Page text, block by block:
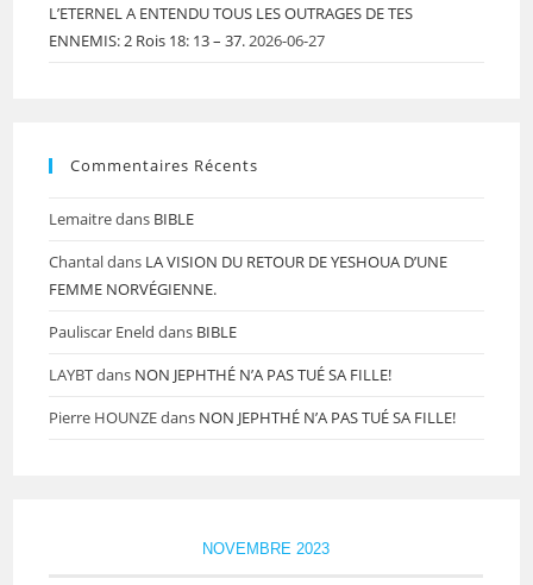
L’ETERNEL A ENTENDU TOUS LES OUTRAGES DE TES
ENNEMIS: 2 Rois 18: 13 – 37.2026-06-27
Commentaires Récents
Lemaitredans BIBLE
Chantaldans LA VISION DU RETOUR DE YESHOUA D’UNE
FEMME NORVÉGIENNE.
Pauliscar Eneld dans BIBLE
LAYBTdans NON JEPHTHÉ N’A PAS TUÉ SA FILLE!
Pierre HOUNZEdans NON JEPHTHÉ N’A PAS TUÉ SA FILLE!
NOVEMBRE 2023